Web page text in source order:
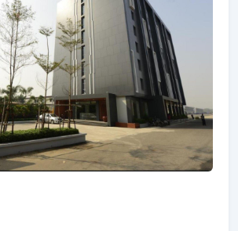
ini menawarkan berbagai
Dengan layanan handal
Myint Myat Guest House
Anda.